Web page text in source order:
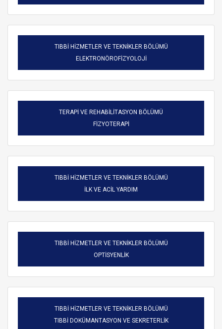
TIBBİ HİZMETLER VE TEKNİKLER BÖLÜMÜ
ELEKTRONÖROFİZYOLOJİ
TERAPİ VE REHABİLİTASYON BÖLÜMÜ
FİZYOTERAPİ
TIBBİ HİZMETLER VE TEKNİKLER BÖLÜMÜ
İLK VE ACİL YARDIM
TIBBİ HİZMETLER VE TEKNİKLER BÖLÜMÜ
OPTİSYENLİK
TIBBİ HİZMETLER VE TEKNİKLER BÖLÜMÜ
TIBBİ DOKÜMANTASYON VE SEKRETERLİK